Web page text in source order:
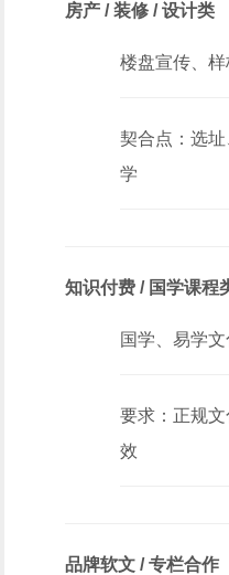
房产 / 装修 / 设计类
楼盘宣传、
契合点：选
学
知识付费 / 国学课程
国学、易学
要求：正规
效
品牌软文 / 专栏合作